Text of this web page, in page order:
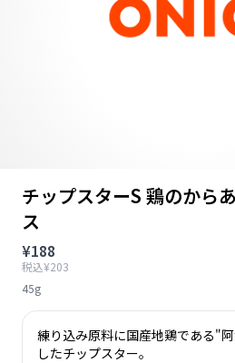
チップスターS 鶏のから
ス
¥188
税込¥203
45g
練り込み原料に国産地鶏である"
したチップスター。